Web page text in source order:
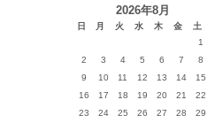
2026年8月
日 月 火 水 木 金
土
1
2
3 4 5 6 7
8
9
10 11 12 13 14
15
16
17 18 19 20 21
22
23
24 25 26 27 28
29